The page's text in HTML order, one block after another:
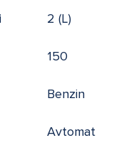
2 (L)
150
Benzin
Avtomat